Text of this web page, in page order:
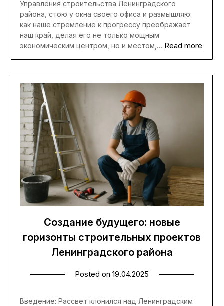
Управления строительства Ленинградского
района, стою у окна своего офиса и размышляю:
как наше стремление к прогрессу преображает
наш край, делая его не только мощным
экономическим центром, но и местом,… Read more
Создание будущего: новые
горизонты строительных проектов
Ленинградского района
Posted on 19.04.2025
Введение: Рассвет клонился над Ленинградским